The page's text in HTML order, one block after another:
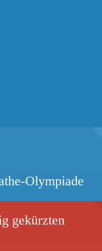
Olympiade
gekürzten